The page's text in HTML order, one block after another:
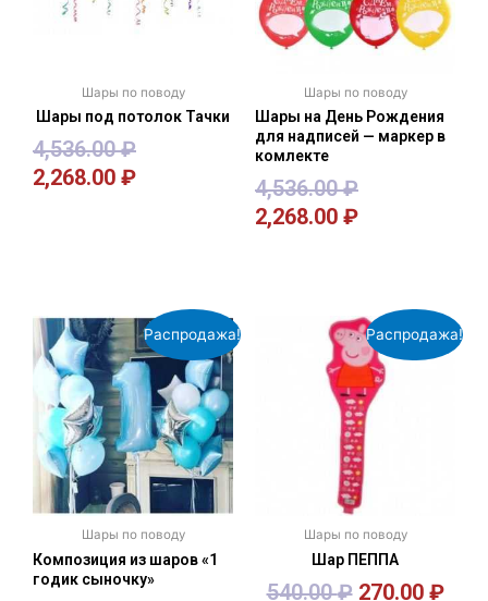
Шары по поводу
Шары под потолок Тачки
4,536.00₽
2,268.00 ₽
Шары по поводу
Шары на День Рождения
для надписей — маркер в
комлекте
4,536.00₽
2,268.00 ₽
Распродажа!
Шары по поводу
Композиция из шаров «1
годик сыночку»
Распродажа!
Шары по поводу
Шар ПЕППА
540.00₽ 270.00 ₽